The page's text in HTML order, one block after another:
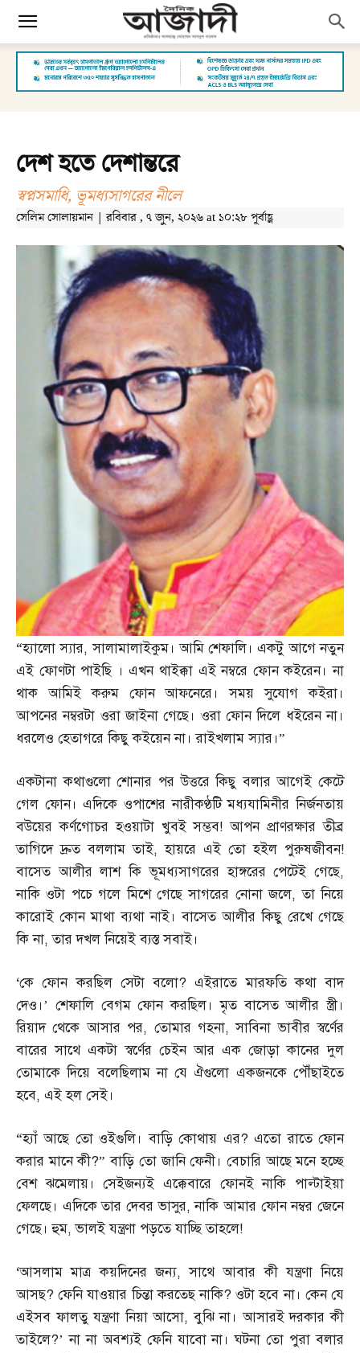
দেশ হতে দেশান্তরে
স্বপ্নসমাধি, ভূমধ্যসাগরের নীলে
সেলিম সোলায়মান | রবিবার , ৭ জুন, ২০২৬ at ১০:২৮ পূর্বাহ্ণ
“হ্যালো স্যার,সালামালাইকুম। আমি শেফালি। একটু আগে নতুন
এই ফোণটা পাইছি । এখন থাইক্কা এই নম্বরে ফোন কইরেন। না
থাক আমিই করুম ফোন আফনেরে। সময় সুযোগ কইরা।
আপনের নম্বরটা ওরা জাইনা গেছে। ওরা ফোন দিলে ধইরেন না।
ধরলেও হেতাগরে কিছু কইয়েন না। রাইখলাম স্যার।”
একটানা কথাগুলো শোনার পর উত্তরে কিছু বলার আগেই কেটে
গেল ফোন। এদিকে ওপাশের নারীকণ্ঠটি মধ্যযামিনীর নির্জনতায়
বউয়ের কর্ণগোচর হওয়াটা খুবই সম্ভব!আপন প্রাণরক্ষার তীব্র
তাগিদে দ্রুত বললাম তাই,হায়রে এই তো হইল পুরুষজীবন!
বাসেত আলীর লাশ কি ভূমধ্যসাগরের হাঙ্গরের পেটেই গেছে,
নাকি ওটা পচে গলে মিশে গেছে সাগরের নোনা জলে,তা নিয়ে
কারোই কোন মাথা ব্যথা নাই। বাসেত আলীর কিছু রেখে গেছে
কি না,তার দখল নিয়েই ব্যস্ত সবাই।
‘কে ফোন করছিল সেটা বলো?এইরাতে মারফতি কথা বাদ
দেও।’ শেফালি বেগম ফোন করছিল। মৃত বাসেত আলীর স্ত্রী।
রিয়াদ থেকে আসার পর, তোমার গহনা,সাবিনা ভাবীর স্বর্ণের
বারের সাথে একটা স্বর্ণের চেইন আর এক জোড়া কানের দুল
তোমাকে দিয়ে বলেছিলাম না যে ঐগুলো একজনকে পৌঁছাইতে
হবে, এই হল সেই।
“হ্যাঁ আছে তো ওইগুলি। বাড়ি কোথায় এর?এতো রাতে ফোন
করার মানে কী?”বাড়ি তো জানি ফেনী। বেচারি আছে মনে হচ্ছে
বেশ ঝমেলায়। সেইজন্যই এক্কেবারে ফোনই নাকি পাল্টাইয়া
ফেলছে। এদিকে তার দেবর ভাসুর,নাকি আমার ফোন নম্বর জেনে
গেছে। হুম,ভালই যন্ত্রণা পড়তে যাচ্ছি তাহলে!
‘আসলাম মাত্র কয়দিনের জন্য,সাথে আবার কী যন্ত্রণা নিয়ে
আসছ?ফেনি যাওয়ার চিন্তা করতেছ নাকি?ওটা হবে না। কেন যে
এইসব ফালতু যন্ত্রণা নিয়া আসো,বুঝি না। আসারই দরকার কী
তাইলে?’না না অবশ্যই ফেনি যাবো না। ঘটনা তো পুরা বলার